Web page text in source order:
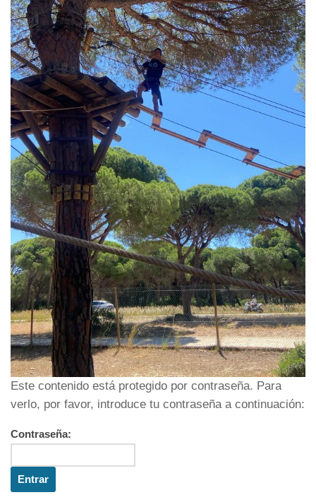
Este contenido está protegido por contraseña. Para
verlo, por favor, introduce tu contraseña a continuación:
Contraseña: